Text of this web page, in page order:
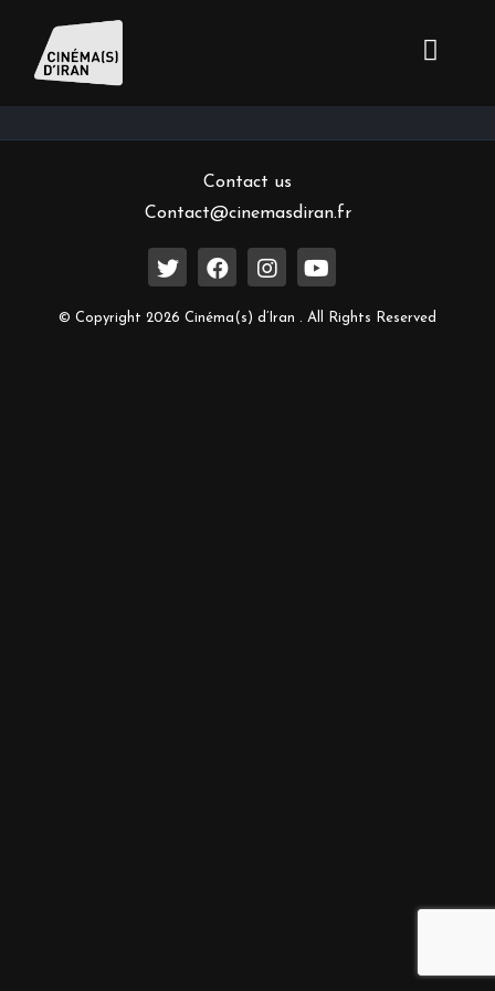
Inscrivez-vous à notre newsletter
Contact us
Contact@cinemasdiran.fr
© Copyright 2026 Cinéma(s) d’Iran . All Rights Reserved